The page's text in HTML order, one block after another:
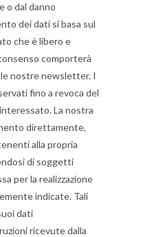
o dal danno
dei dati si basa sul
che è libero e
comporterà
le nostre newsletter. I
fino a revoca del
La nostra
direttamente,
alla propria
di soggetti
per la realizzazione
indicate. Tali
dati
ricevute dalla